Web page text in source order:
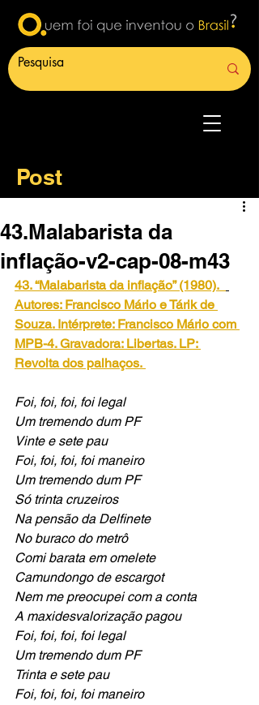
Post
43.Malabarista da
inflação-v2-cap-08-m43
43. “Malabarista da inflação” (1980).
Autores: Francisco Mário e Tárik de
Souza. Intérprete: Francisco Mário com
MPB-4. Gravadora: Libertas. LP:
Revolta dos palhaços.
Foi, foi, foi, foi legal
Um tremendo dum PF
Vinte e sete pau
Foi, foi, foi, foi maneiro
Um tremendo dum PF
Só trinta cruzeiros
Na pensão da Delfinete
No buraco do metrô
Comi barata em omelete
Camundongo de escargot
Nem me preocupei com a conta
A maxidesvalorização pagou
Foi, foi, foi, foi legal
Um tremendo dum PF
Trinta e sete pau
Foi, foi, foi, foi maneiro